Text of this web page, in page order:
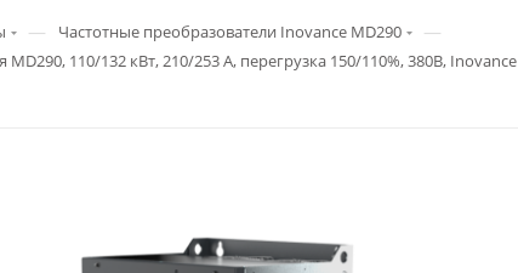
— Частотные преобразователи Inovance MD290 —
110/132 кВт, 210/253 А, перегрузка 150/110%, 380B, Inovance